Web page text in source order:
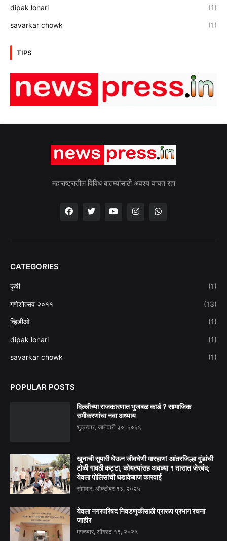
dipak lonari (1)
savarkar chowk (1)
TIPS
महाराष्ट्रातील विविध बातम्यांसाठी अवश्य वाचत रहा
CATEGORIES
कृषी (1)
गणेशोत्सव २०११ (13)
व्हिडीओ (1)
dipak lonari (1)
savarkar chowk (1)
POPULAR POSTS
दिल्लीच्या राजकारणात भुजबळ कार्ड ? सामाजिक
समीकरणांचा नवा अध्याय
शुक्रवार, जानेवारी ३०, २०२६
खुनाची सुपारी घेऊन जीवघेणी मारहाण! आंतरजिल्हा गुंडांची
टोळी गावठी कट्टा, कोयत्यांसह अवघ्या १ तासात जेरबंद;
येवला पोलिसांची धडाकेबाज कारवाई
सोमवार, ऑक्टोबर १३, २०२५
येवला नगरपरिषद निवडणुकीसाठी प्रारूप प्रभाग रचना
जाहीर
मंगळवार, ऑगस्ट १९, २०२५